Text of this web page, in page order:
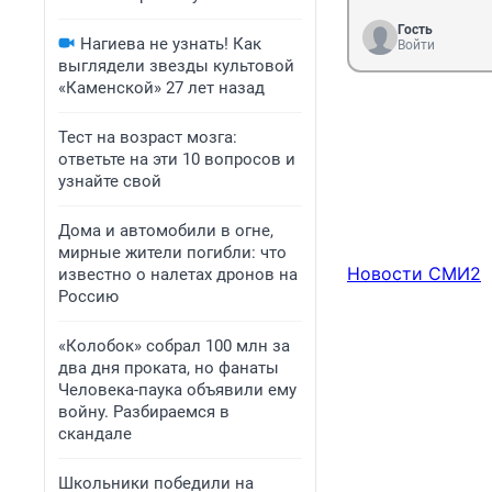
Нагиева не узнать! Как
выглядели звезды культовой
«Каменской» 27 лет назад
Тест на возраст мозга:
ответьте на эти 10 вопросов и
узнайте свой
Дома и автомобили в огне,
мирные жители погибли: что
известно о налетах дронов на
Россию
«Колобок» собрал 100 млн за
два дня проката, но фанаты
Человека-паука объявили ему
войну. Разбираемся в
скандале
Школьники победили на
Гость
Войти
Новости СМИ2